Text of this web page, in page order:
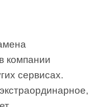
компании
сервисах.